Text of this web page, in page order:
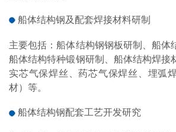
船体结构钢及配套焊接材料研制
主要包括：船体结构钢钢板研制 、船体
船体结构特种锻钢研制 、船体结构焊接
实芯气保焊丝、药芯气保焊丝、埋弧
材）等。
船体结构钢配套工艺开发研究